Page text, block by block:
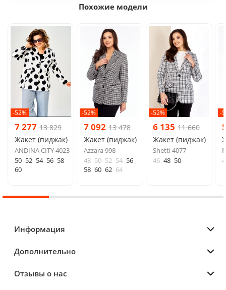
Похожие модели
-52%
7 277 13 829
Жакет (пиджак)
ANDINA CITY 4023
50 52 54 56 58
60
-52%
7 092 13 478
Жакет (пиджак)
Azzara 998
48 50 52 54 56
58 60 62 64
-52%
6 135 11 660
Жакет (пиджак)
Shetti 4077
46 48 50
-
Информация
Дополнительно
Отзывы о нас